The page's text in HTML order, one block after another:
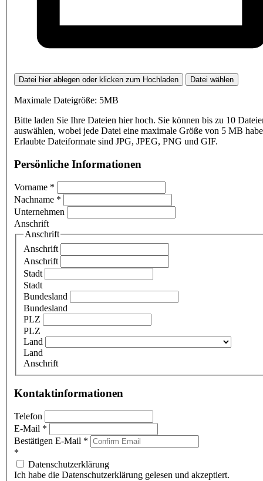
Datei hier ablegen oder klicken zum Hochladen Datei wählen
Maximale Dateigröße: 5MB
Bitte laden Sie Ihre Dateien hier hoch. Sie können bis zu 10
auswählen, wobei jede Datei eine maximale Größe von 5 MB
Erlaubte Dateiformate sind JPG, JPEG, PNG und GIF.
Persönliche Informationen
Vorname *
Nachname *
Unternehmen
Anschrift
Anschrift
Anschrift
Anschrift
Stadt
Stadt
Bundesland
Bundesland
PLZ
PLZ
Land
Land
Anschrift
Kontaktinformationen
Telefon
E-Mail *
Bestätigen E-Mail *
*
Datenschutzerklärung
Ich habe die Datenschutzerklärung gelesen und akzeptiert.